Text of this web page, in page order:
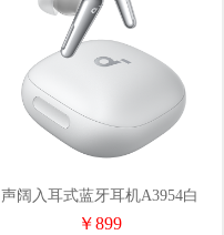
声阔入耳式蓝牙耳机A3954白
￥899